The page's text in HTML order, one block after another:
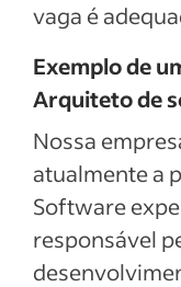
vaga é
Exemplo de
Arquiteto de
Nossa
atualmente a
Software
responsável